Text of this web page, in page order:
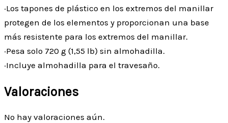
·Los tapones de plástico en los extremos del manillar
protegen de los elementos y proporcionan una base
más resistente para los extremos del manillar.
·Pesa solo 720 g (1,55 lb) sin almohadilla.
·Incluye almohadilla para el travesaño.
Valoraciones
No hay valoraciones aún.